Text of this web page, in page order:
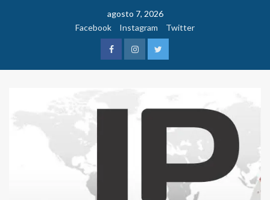
agosto 7, 2026
Facebook
Instagram Twitter
FacebookInstagramTwitter